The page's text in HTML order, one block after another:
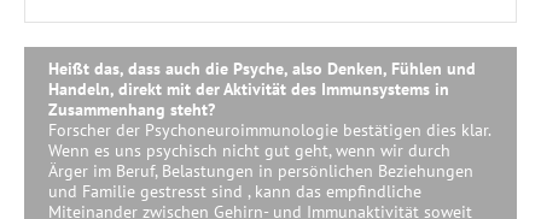
Heißt das, dass auch die Psyche, also Denken, Fühlen und
Handeln, direkt mit der Aktivität des Immunsystems in
Zusammenhang steht?
Forscher der Psychoneuroimmunologie bestätigen dies klar.
Wenn es uns psychisch nicht gut geht, wenn wir durch
Ärger im Beruf, Belastungen in persönlichen Beziehungen
und Familie gestresst sind , kann das empfindliche
Miteinander zwischen Gehirn- und Immunaktivität soweit